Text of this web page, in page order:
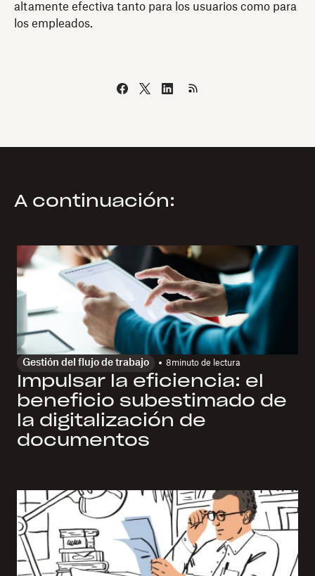
altamente efectiva tanto para los usuarios como para
los empleados.
A continuación:
Gestión del flujo de trabajo 8minuto de lectura
Impulsar la eficiencia: el
beneficio subestimado de
la digitalización de
documentos